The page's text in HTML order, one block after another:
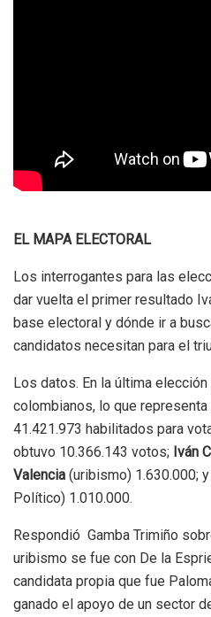
EL MAPA ELECTORAL
Los interrogantes para las
dar vuelta el primer resultado
base electoral y dónde ir a
candidatos necesitan para el
Los datos. En la última
colombianos, lo que
41.421.973 habilitados para
obtuvo 10.366.143 votos; Iván
Valencia (uribismo) 1.630.000; y
Político) 1.010.000.
Respondió Gamba Trimiño
uribismo se fue con De la
candidata propia que fue
ganado el apoyo de un sector